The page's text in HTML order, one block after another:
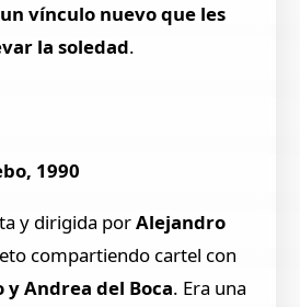
vínculo nuevo que les
la soledad.
1990
y dirigida porAlejandro
compartiendo cartel con
Andrea del Boca. Era una